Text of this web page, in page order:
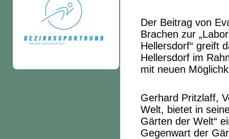
Der Beitrag von
Brachen zur
Hellersdorf“ greift
Hellersdorf im
mit neuen
Gerhard Pritzlaff,
Welt, bietet in
Gärten der Welt“
Gegenwart der